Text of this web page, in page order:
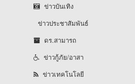
ข่าวบันเทิง
ข่าวประชาสัมพันธ์
ดร.สามารถ
ข่าวกู้ภัย/อาสา
ข่าวเทคโนโลยี